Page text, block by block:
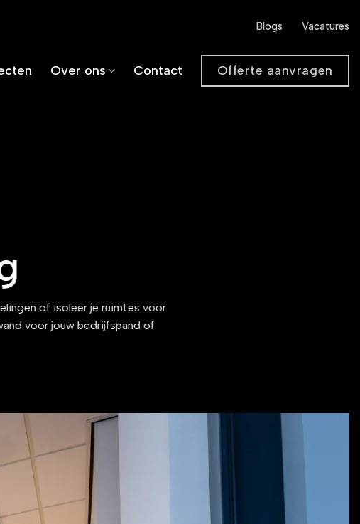
Blogs Vacatures
Over ons Contact Offerte aanvragen
of isoleer je ruimtes voor
voor jouw bedrijfspand of